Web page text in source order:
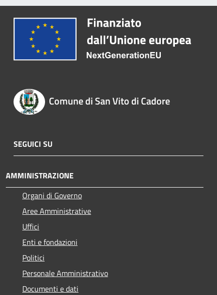
Comune di San Vito di Cadore
SEGUICI SU
AMMINISTRAZIONE
Organi di Governo
Aree Amministrative
Uffici
Enti e fondazioni
Politici
Personale Amministrativo
Documenti e dati